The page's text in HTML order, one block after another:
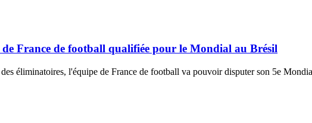
France de football qualifiée pour le Mondial au Brésil
éliminatoires, l'équipe de France de football va pouvoir disputer son 5e